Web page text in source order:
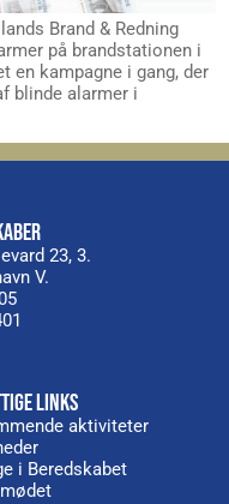
Brand & Redning
på brandstationen i
en kampagne i gang, der
blinde alarmer i
23, 3.
V.
LINKS
aktiviteter
i Beredskabet